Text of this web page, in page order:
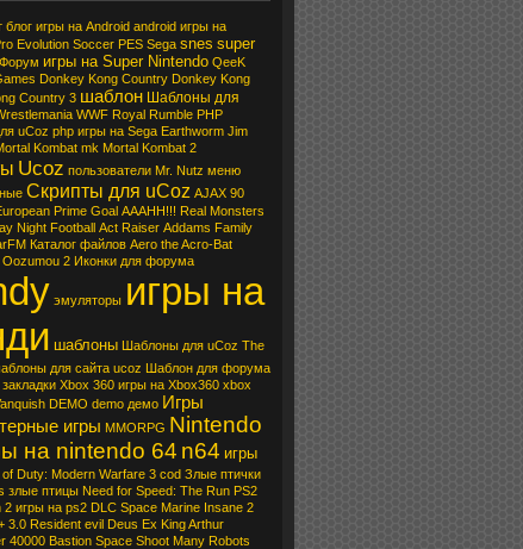
блог игры на Android android игры на
Evolution Soccer PES Sega snes super
Форум игры на Super Nintendo QeeK
Donkey Kong Country Donkey Kong
Country 3 шаблон Шаблоны для
WWF Royal Rumble PHP
uCoz php игры на Sega Earthworm Jim
Kombat mk Mortal Kombat 2
Ucoz пользователи Mr. Nutz меню
Скрипты для uCoz AJAX 90
Prime Goal AAAHH!!! Real Monsters
Night Football Act Raiser Addams Family
Каталог файлов Aero the Acro-Bat
Oozumou 2 Иконки для форума
эмуляторы игры на
шаблоны Шаблоны для uCoz The
для сайта ucoz Шаблон для форума
Xbox 360 игры на Xbox360 xbox
DEMO demo демо Игры
игры MMORPG Nintendo
на nintendo 64 n64 игры
of Duty: Modern Warfare 3 cod Злые птички
злые птицы Need for Speed: The Run PS2
2 игры на ps2 DLC Space Marine Insane 2
3.0 Resident evil Deus Ex King Arthur
40000 Bastion Space Shoot Many Robots